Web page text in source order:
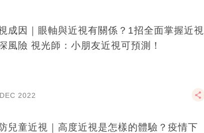
成因｜眼軸與近視有關係？1招全面掌握近視
風險 視光師：小朋友近視可預測！
2022
兒童近視｜高度近視是怎樣的體驗？疫情下